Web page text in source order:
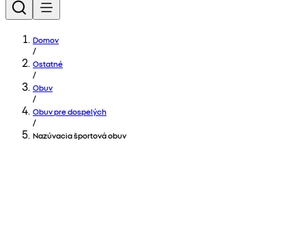
Domov
/
Ostatné
/
Obuv
/
Obuv pre dospelých
/
Nazúvacia športová obuv